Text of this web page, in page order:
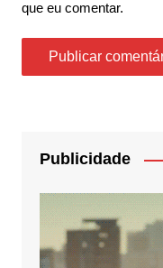
que eu comentar.
Publicidade